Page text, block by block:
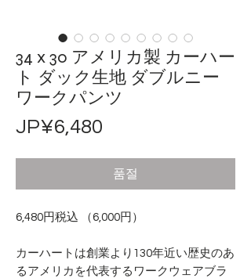
34 x 30 アメリカ製 カーハー
ト ダック生地 ダブルニー
ワークパンツ
JP¥6,480
품절
6,480円税込 （6,000円）
カーハートは創業より130年近い歴史のあ
るアメリカを代表するワークウェアブラ